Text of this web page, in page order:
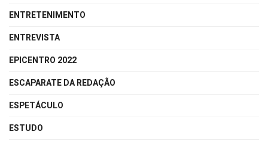
ENTRETENIMENTO
ENTREVISTA
EPICENTRO 2022
ESCAPARATE DA REDAÇÃO
ESPETÁCULO
ESTUDO